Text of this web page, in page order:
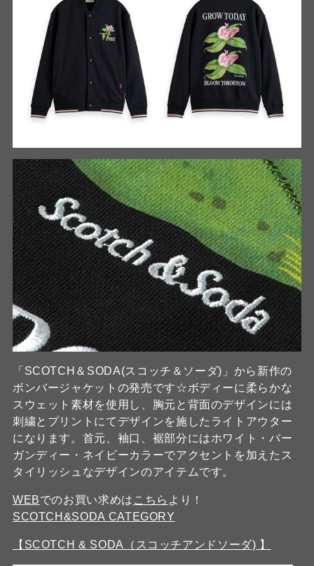
「SCOTCH＆SODA(スコッチ＆ソーダ)」から新作の
ボンバージャケットの発売です☆ボディーに柔らかな
スウェット素材を使用し、胸元と背面のデザインには
刺繍とプリントにてデザインを施したライトアウター
になります。首元、袖口、裾部分にはホワイト・バー
ガンディー・ネイビーカラーでアクセントを加えたス
タイリッシュなデザインのアイテムです。
WEBでのお買い求めは こちら より！
SCOTCH&SODA CATEGORY
【SCOTCH & SODA（スコッチアンドソーダ) 】